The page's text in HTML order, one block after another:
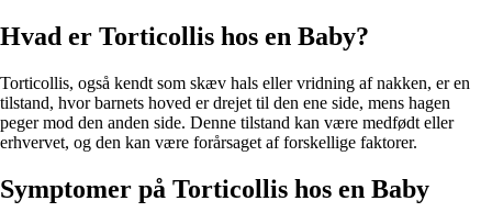
Hvad er Torticollis hos en Baby?
Torticollis, også kendt som skæv hals eller vridning af nakken, er en
tilstand, hvor barnets hoved er drejet til den ene side, mens hagen
peger mod den anden side. Denne tilstand kan være medfødt eller
erhvervet, og den kan være forårsaget af forskellige faktorer.
Symptomer på Torticollis hos en Baby